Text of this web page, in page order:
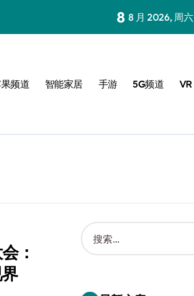
8 8 月 2026, 周六
频道 智能家居 手游 5G频道 VR
：
搜
索
：